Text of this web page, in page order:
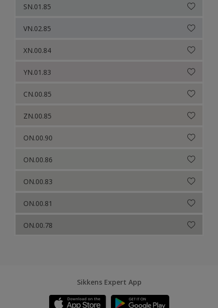
SN.01.85
VN.02.85
XN.00.84
YN.01.83
CN.00.85
ZN.00.85
ON.00.90
ON.00.86
ON.00.83
ON.00.81
ON.00.78
Sikkens Expert App